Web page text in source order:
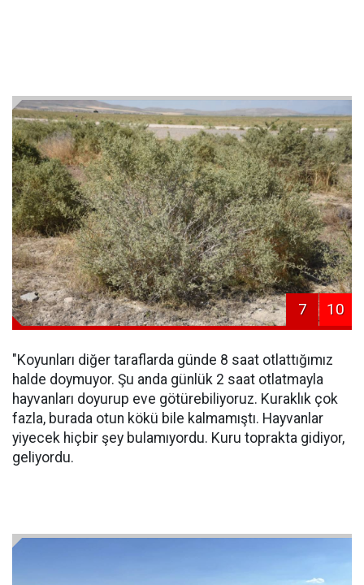
7 10
"Koyunları diğer taraflarda günde 8 saat otlattığımız
halde doymuyor. Şu anda günlük 2 saat otlatmayla
hayvanları doyurup eve götürebiliyoruz. Kuraklık çok
fazla, burada otun kökü bile kalmamıştı. Hayvanlar
yiyecek hiçbir şey bulamıyordu. Kuru toprakta gidiyor,
geliyordu.